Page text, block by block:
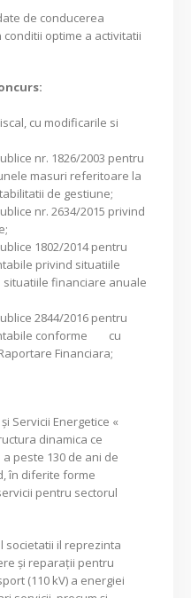
de conducerea
optime a activitatii
cu modificarile si
nr. 1826/2003 pentru
masuri referitoare la
de gestiune;
nr. 2634/2015 privind
1802/2014 pentru
privind situatiile
financiare anuale
2844/2016 pentru
conforme cu
Financiara;
Servicii Energetice «
dinamica ce
peste 130 de ani de
în diferite forme
pentru sectorul
societatii il reprezinta
și reparații pentru
(110 kV) a energiei